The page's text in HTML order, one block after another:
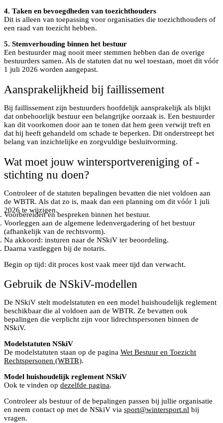
4. Taken en bevoegdheden van toezichthouders
Dit is alleen van toepassing voor organisaties die toezichthouders of
een raad van toezicht hebben.
5. Stemverhouding binnen het bestuur
Een bestuurder mag nooit meer stemmen hebben dan de overige
bestuurders samen. Als de statuten dat nu wel toestaan, moet dit vóór
1 juli 2026 worden aangepast.
Aansprakelijkheid bij faillissement
Bij faillissement zijn bestuurders hoofdelijk aansprakelijk als blijkt
dat onbehoorlijk bestuur een belangrijke oorzaak is. Een bestuurder
kan dit voorkomen door aan te tonen dat hem geen verwijt treft en
dat hij heeft gehandeld om schade te beperken. Dit onderstreept het
belang van inzichtelijke en zorgvuldige besluitvorming.
Wat moet jouw wintersportvereniging of -
stichting nu doen?
Controleer of de statuten bepalingen bevatten die niet voldoen aan
de WBTR. Als dat zo is, maak dan een planning om dit vóór 1 juli
2026 te wijzigen.
Voorbereiden en bespreken binnen het bestuur.
Voorleggen aan de algemene ledenvergadering of het bestuur
(afhankelijk van de rechtsvorm).
Na akkoord: insturen naar de NSkiV ter beoordeling.
Daarna vastleggen bij de notaris.
Begin op tijd: dit proces kost vaak meer tijd dan verwacht.
Gebruik de NSkiV-modellen
De NSkiV stelt modelstatuten en een model huishoudelijk reglement
beschikbaar die al voldoen aan de WBTR. Ze bevatten ook
bepalingen die verplicht zijn voor lidrechtspersonen binnen de
NSkiV.
Modelstatuten NSkiV
De modelstatuten staan op de pagina Wet Bestuur en Toezicht
Rechtspersonen (WBTR).
Model huishoudelijk reglement NSkiV
Ook te vinden op dezelfde pagina.
Controleer als bestuur of de bepalingen passen bij jullie organisatie
en neem contact op met de NSkiV via sport@wintersport.nl bij
vragen.